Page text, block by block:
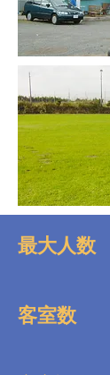
最大人数
客室数